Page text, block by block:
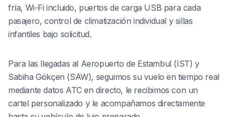
fría, Wi-Fi incluido, puertos de carga USB para cada
pasajero, control de climatización individual y sillas
infantiles bajo solicitud.
Para las llegadas al Aeropuerto de Estambul (IST) y
Sabiha Gökçen (SAW), seguimos su vuelo en tiempo real
mediante datos ATC en directo, le recibimos con un
cartel personalizado y le acompañamos directamente